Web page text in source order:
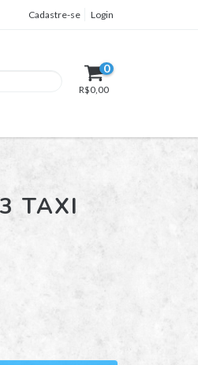
Cadastre-se Login
0
R$0,00
TAXI